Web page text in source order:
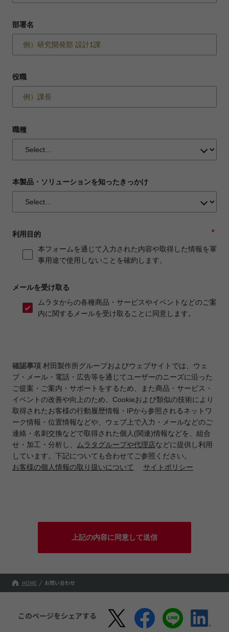
部署名
役職
職種
本製品・ソリューションを知ったきっかけ
*
利用目的
本フォームを通じて入力された内容や取得した情報を軍
事用途で使用しないことを確約します。
メールを受け取る
ムラタからの各種商品・サービスやイベントなどのご案
内に関するメールを受け取ることに同意します。
確認事項 村田製作所グループおよびウェブサイトでは、ウェ
ブ・メール・電話・広告等を通じてユーザーのニーズに沿った
ご提案・ご案内・サポートをするため、また商品・サービス・
イベントの改善や向上のため、Cookieおよび類似の技術により
取得されたお客様の行動履歴情報・IPから参照されるネットワ
ーク情報・位置情報などや、ウェブ上で入力・メールなどのご
連絡・名刺交換などで取得された個人(関連)情報などを、組合
せ・加工・分析し、
ムラタグループや代理店などに提供し利用
しています。下記についても合わせてご参照ください。
お客様の個人情報の取り扱いについて
サイトポリシー
上記の内容に同意して送信
HOME お問い合わせ
このページをシェアする